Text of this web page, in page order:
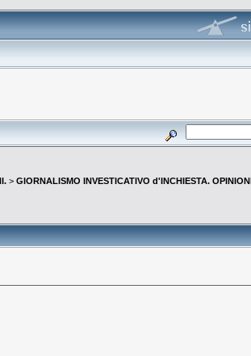
> GIORNALISMO INVESTICATIVO d'INCHIESTA.